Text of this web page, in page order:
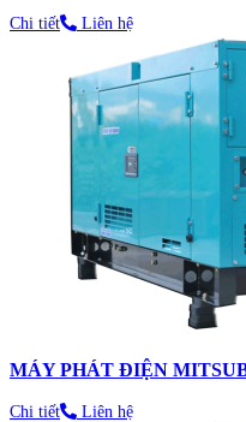
Chi tiết Liên hệ
MÁY PHÁT ĐIỆN
Chi tiết Liên hệ